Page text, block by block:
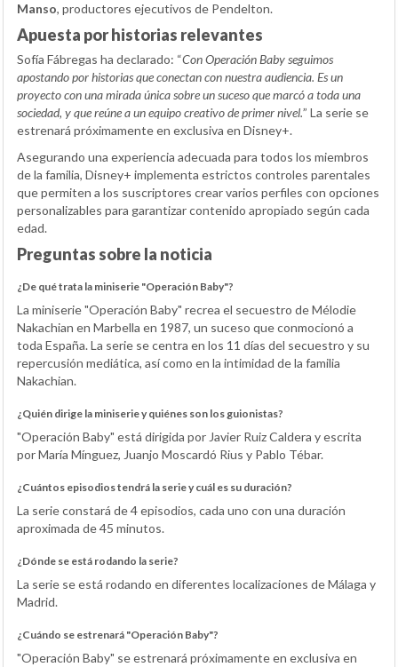
Manso, productores ejecutivos de Pendelton.
Apuesta por historias relevantes
Sofía Fábregas ha declarado: “Con Operación Baby seguimos
apostando por historias que conectan con nuestra audiencia. Es un
proyecto con una mirada única sobre un suceso que marcó a toda una
sociedad, y que reúne a un equipo creativo de primer nivel.” La serie se
estrenará próximamente en exclusiva en Disney+.
Asegurando una experiencia adecuada para todos los miembros
de la familia, Disney+ implementa estrictos controles parentales
que permiten a los suscriptores crear varios perfiles con opciones
personalizables para garantizar contenido apropiado según cada
edad.
Preguntas sobre la noticia
¿De qué trata la miniserie "Operación Baby"?
La miniserie "Operación Baby" recrea el secuestro de Mélodie
Nakachian en Marbella en 1987, un suceso que conmocionó a
toda España. La serie se centra en los 11 días del secuestro y su
repercusión mediática, así como en la intimidad de la familia
Nakachian.
¿Quién dirige la miniserie y quiénes son los guionistas?
"Operación Baby" está dirigida por Javier Ruiz Caldera y escrita
por María Mínguez, Juanjo Moscardó Rius y Pablo Tébar.
¿Cuántos episodios tendrá la serie y cuál es su duración?
La serie constará de 4 episodios, cada uno con una duración
aproximada de 45 minutos.
¿Dónde se está rodando la serie?
La serie se está rodando en diferentes localizaciones de Málaga y
Madrid.
¿Cuándo se estrenará "Operación Baby"?
"Operación Baby" se estrenará próximamente en exclusiva en